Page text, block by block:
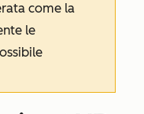
come la
le